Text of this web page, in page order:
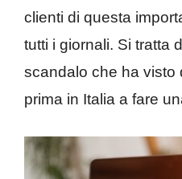
clienti di questa
tutti i giornali. Si tratta
scandalo che ha visto
prima in Italia a fare